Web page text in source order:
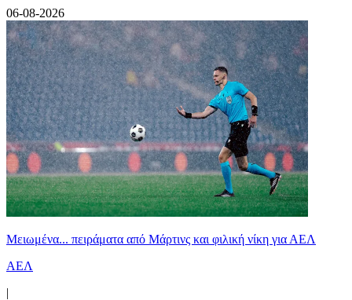
06-08-2026
Μειωμένα... πειράματα από Μάρτινς και φιλική νίκη για ΑΕΛ
ΑΕΛ
|